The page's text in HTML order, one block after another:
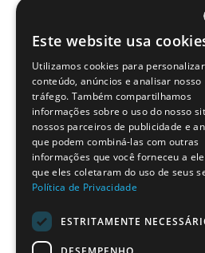
Agência Espacial
Municipal de Ponte de Sor e
Municipal.
Este website usa
Utilizamos cookies para personalizar
conteúdo, anúncios e analisar nosso
tráfego. Também compartilhamos
informações sobre o uso do nosso
nossos parceiros de publicidade e
que podem combiná-las com outras
informações que você forneceu a
que eles coletaram do uso de seus
Política de Privacidade
ESTRITAMENTE